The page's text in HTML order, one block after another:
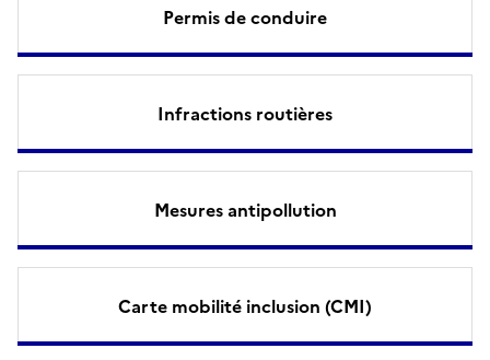
Permis de conduire
Infractions routières
Mesures antipollution
Carte mobilité inclusion (CMI)